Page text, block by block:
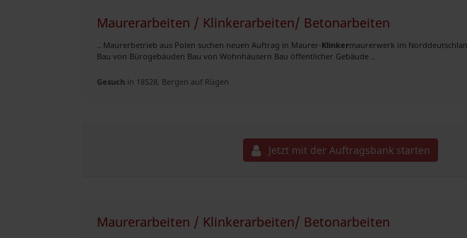
Maurerarbeiten / Klinkerarbeiten/ Betonarbeiten
.. Maurerbetrieb aus Polen suchen neuen Auftrag in Maurer-Klinkermaurerwerk im
Bau von Bürogebäuden Bau von Wohnhäusern Bau öffentlicher Gebäude ..
Gesuch in 18528, Bergen auf Rügen
Jetzt mit der Auftragsbank starten
Maurerarbeiten / Klinkerarbeiten/ Betonarbeiten